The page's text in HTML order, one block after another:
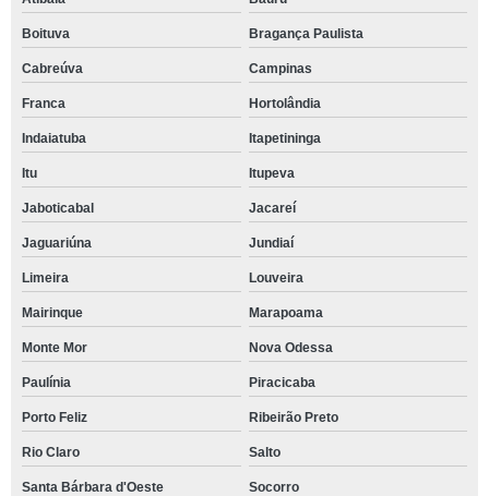
Boituva Bragança Paulista
Cabreúva Campinas
Franca Hortolândia
Indaiatuba Itapetininga
Itu Itupeva
Jaboticabal Jacareí
Jaguariúna Jundiaí
Limeira Louveira
Mairinque Marapoama
Monte Mor Nova Odessa
Paulínia Piracicaba
Porto Feliz Ribeirão Preto
Rio Claro Salto
Santa Bárbara d'Oeste Socorro